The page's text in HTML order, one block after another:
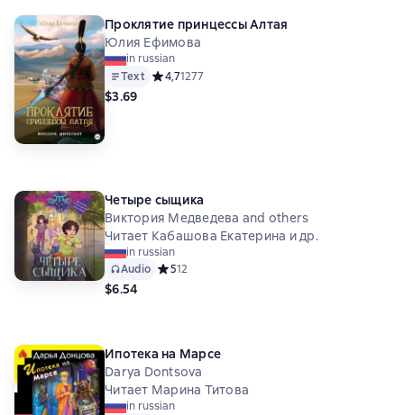
Проклятие принцессы Алтая
Юлия Ефимова
in russian
Text Средний рейтинг 4,7 на основе 1277 оценок
4,71277
$3.69
Четыре сыщика
Виктория Медведева and others
Читает Кабашова Екатерина и др.
in russian
Audio Средний рейтинг 5 на основе 12 оценок
512
$6.54
Ипотека на Марсе
Darya Dontsova
Читает Марина Титова
in russian